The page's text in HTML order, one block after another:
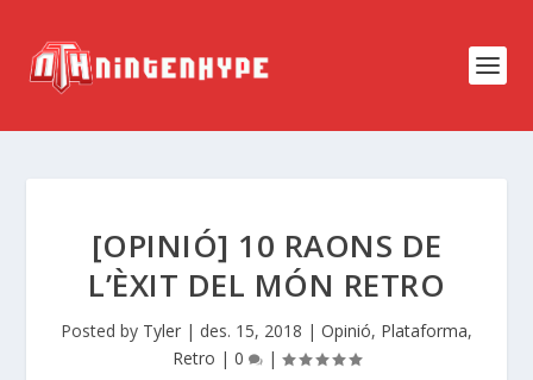
[OPINIÓ] 10 RAONS DE
L’ÈXIT DEL MÓN RETRO
Posted by Tyler | des. 15, 2018 | Opinió, Plataforma,
Retro | 0 |